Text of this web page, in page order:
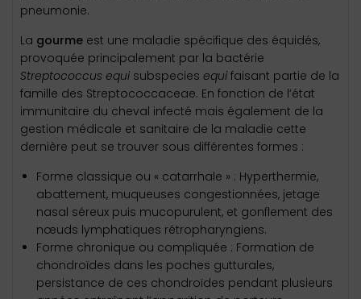
pneumonie.
La gourme est une maladie spécifique des équidés,
provoquée principalement par la bactérie
Streptococcus equi subspecies equi faisant partie de la
famille des Streptococcaceae. En fonction de l‘état
immunitaire du cheval infecté mais également de la
gestion médicale et sanitaire de la maladie cette
dernière peut se trouver sous différentes formes :
Forme classique ou « catarrhale » : Hyperthermie,
abattement, muqueuses congestionnées, jetage
nasal séreux puis mucopurulent, et gonflement des
nœuds lymphatiques rétropharyngiens.
Forme chronique ou compliquée : Formation de
chondroïdes dans les poches gutturales,
persistance de ces chondroïdes pendant plusieurs